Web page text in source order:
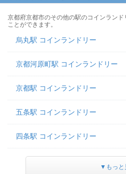
京都府京都市のその他の駅のコインラン
ことができます。
烏丸駅 コインランドリー
京都河原町駅 コインランドリー
京都駅 コインランドリー
五条駅 コインランドリー
四条駅 コインランドリー
▼もっと